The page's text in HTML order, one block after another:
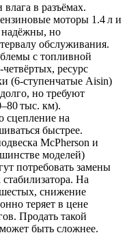
в разъёмах.
моторы 1.4 л и
надёжны, но
обслуживания.
с топливной
ресурс
(6‑ступенчатые Aisin)
но требуют
тыс. км).
на
быстрее.
McPherson и
моделей)
потребовать замены
На
снижение
теряет в цене
Продать такой
быть сложнее.